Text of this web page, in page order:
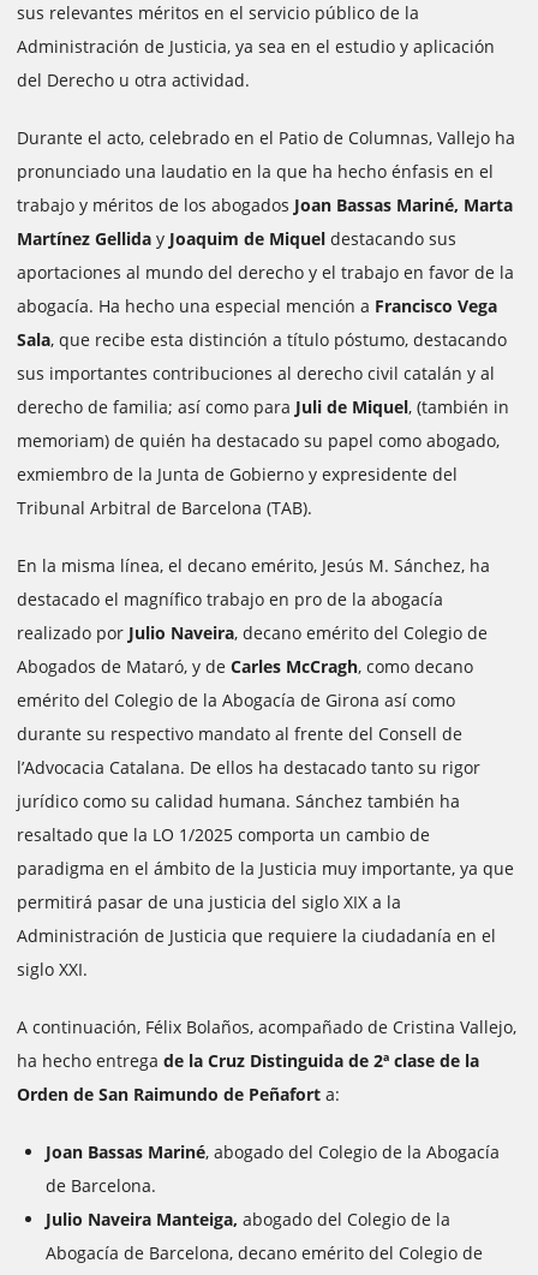
sus relevantes méritos en el servicio público de la
Administración de Justicia, ya sea en el estudio y aplicación
del Derecho u otra actividad.
Durante el acto, celebrado en el Patio de Columnas, Vallejo ha
pronunciado una laudatio en la que ha hecho énfasis en el
trabajo y méritos de los abogados Joan Bassas Mariné, Marta
Martínez Gellida y Joaquim de Miquel destacando sus
aportaciones al mundo del derecho y el trabajo en favor de la
abogacía. Ha hecho una especial mención a Francisco Vega
Sala, que recibe esta distinción a título póstumo, destacando
sus importantes contribuciones al derecho civil catalán y al
derecho de familia; así como para Juli de Miquel, (también in
memoriam) de quién ha destacado su papel como abogado,
exmiembro de la Junta de Gobierno y expresidente del
Tribunal Arbitral de Barcelona (TAB).
En la misma línea, el decano emérito, Jesús M. Sánchez, ha
destacado el magnífico trabajo en pro de la abogacía
realizado por Julio Naveira, decano emérito del Colegio de
Abogados de Mataró, y de Carles McCragh, como decano
emérito del Colegio de la Abogacía de Girona así como
durante su respectivo mandato al frente del Consell de
l’Advocacia Catalana. De ellos ha destacado tanto su rigor
jurídico como su calidad humana. Sánchez también ha
resaltado que la LO 1/2025 comporta un cambio de
paradigma en el ámbito de la Justicia muy importante, ya que
permitirá pasar de una justicia del siglo XIX a la
Administración de Justicia que requiere la ciudadanía en el
siglo XXI.
A continuación, Félix Bolaños, acompañado de Cristina Vallejo,
ha hecho entrega de la Cruz Distinguida de 2ª clase de la
Orden de San Raimundo de Peñafort a:
Joan Bassas Mariné, abogado del Colegio de la Abogacía
de Barcelona.
Julio Naveira Manteiga, abogado del Colegio de la
Abogacía de Barcelona, decano emérito del Colegio de